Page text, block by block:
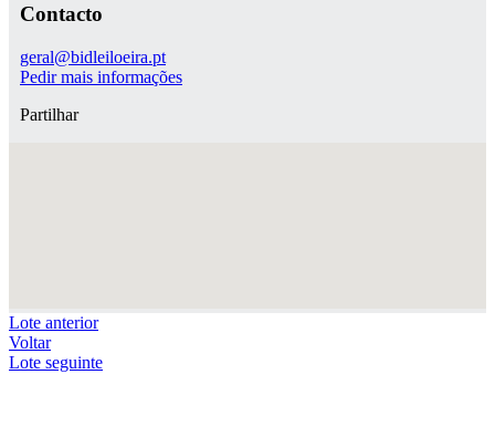
Contacto
geral@bidleiloeira.pt
Pedir mais informações
Partilhar
Lote anterior
Voltar
Lote seguinte